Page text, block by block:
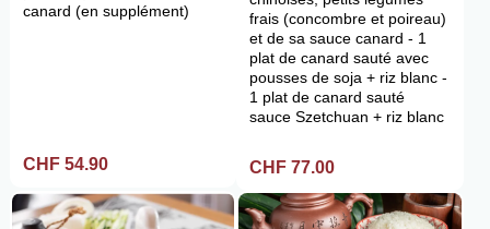
canard (en supplément)
CHF 54.90
frais (concombre et poireau)
et de sa sauce canard - 1
plat de canard sauté avec
pousses de soja + riz blanc -
1 plat de canard sauté
sauce Szetchuan + riz blanc
CHF 77.00